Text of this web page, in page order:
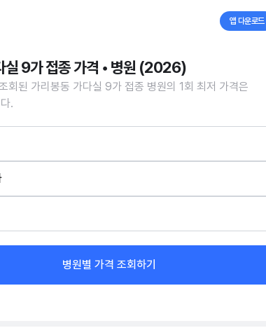
앱 다운로드
실 9가 접종 가격 • 병원 (2026)
회된 가리봉동 가다실 9가 접종 병원의 1회 최저 가격은
.
병원별 가격 조회하기